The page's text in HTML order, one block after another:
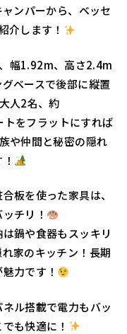
ンパーから、ベッセ
介します！
幅1.92m、高さ2.4m
ベースで後部に縦置
人2名、約
をフラットにすれば
や仲間と秘密の隠れ
板を使った家具は、
チリ！
鍋や食器もスッキリ
家のキッチン！長期
力です！
ル搭載で電力もバッ
も快適に！